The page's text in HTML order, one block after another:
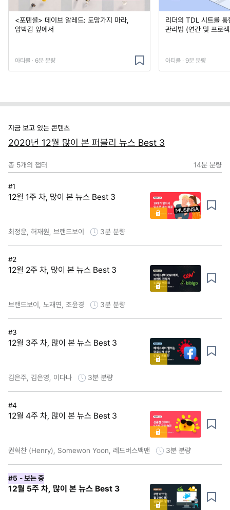
<포텐셜> 데이브 알레드: 도망가지 마라,
압박감 앞에서
아티클 · 6분 분량
리더의 TDL 시트를
관리법 (연간 및 프로
아티클 · 9분 분량
지금 보고 있는 콘텐츠
2020년 12월 많이 본 퍼블리 뉴스 Best 3
총 5개의 챕터 14분 분량
#1
12월 1주 차, 많이 본 뉴스 Best 3
최정윤, 허재원, 브랜드보이 3분 분량
#2
12월 2주 차, 많이 본 뉴스 Best 3
브랜드보이, 노재연, 조윤경 3분 분량
#3
12월 3주 차, 많이 본 뉴스 Best 3
김은주, 김은영, 이다나 3분 분량
#4
12월 4주 차, 많이 본 뉴스 Best 3
권혁찬 (Henry), Somewon Yoon, 레드버스백맨 3분 분량
#5 - 보는 중
12월 5주 차, 많이 본 뉴스 Best 3